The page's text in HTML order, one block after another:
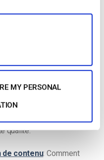
MY PERSONAL
pour
qui vous aideront à
qualité.
de contenu: Comment